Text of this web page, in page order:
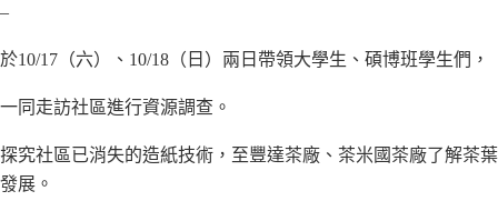
–
於10/17（六）、10/18（日）兩日帶領大學生、碩博班學生們，
一同走訪社區進行資源調查 。
探究社區已消失的造紙技術，至豐達茶廠、茶米國茶廠了解茶葉
發展。